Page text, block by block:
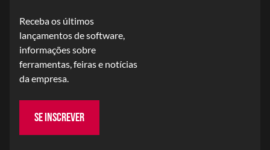
Receba os últimos
lançamentos de software,
informações sobre
ferramentas, feiras e notícias
da empresa.
SE INSCREVER